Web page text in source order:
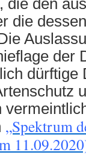
die den
die
der
dürftige
„Spektrum